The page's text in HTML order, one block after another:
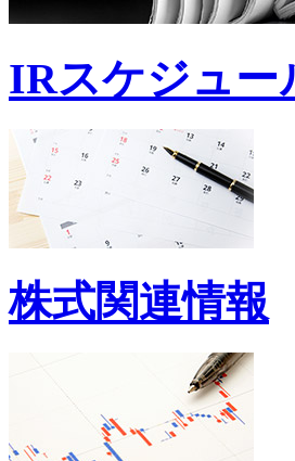
IRスケジュー
株式関連情報